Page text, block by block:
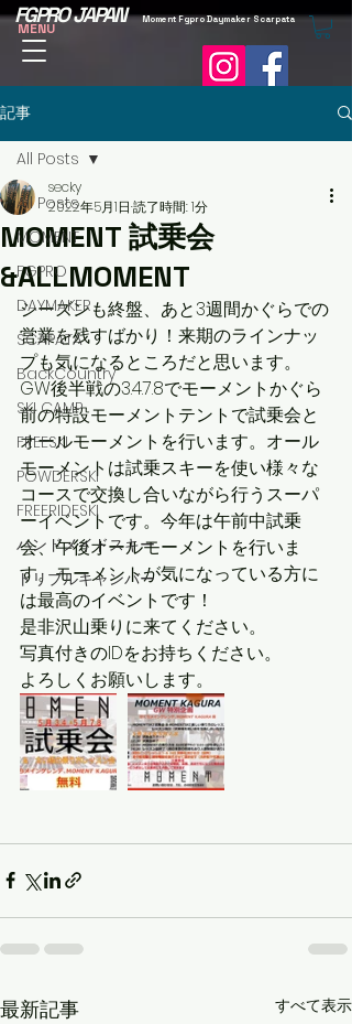
MENU
FGPRO JAPAN Moment Fgpro Daymaker Scarpata
記事
All Posts
MOMENT
FGPRO
DAYMAKER
SCAPATA
BackCountry
SKI CAMP
FREESKI
POWDERSKI
FREERIDESKI
ハンドメイドスキー
トリプルキャンバー
All Posts
MOMENT 試乗会
&ALLMOMENT
secky
2022年5月1日 読了時間: 1分
シーズンも終盤、あと3週間かぐらでの
営業を残すばかり！来期のラインナッ
プも気になるところだと思います。
GW後半戦の3.4.7.8でモーメントかぐら
前の特設モーメントテントで試乗会と
オールモーメントを行います。オール
モーメントは試乗スキーを使い様々な
コースで交換し合いながら行うスーパ
ーイベントです。今年は午前中試乗
会、午後オールモーメントを行いま
す。モーメントが気になっている方に
は最高のイベントです！
是非沢山乗りに来てください。
写真付きのIDをお持ちください。
よろしくお願いします。
最新記事 すべて表示